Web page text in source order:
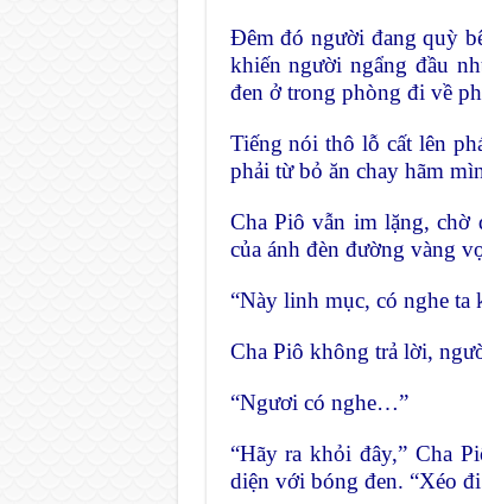
Đêm đó người đang quỳ
khiến người ngẩng đầu
đen ở trong phòng đi về
Tiếng nói thô lỗ cất lên
phải từ bỏ ăn chay hãm
Cha Piô vẫn im lặng, chờ
của ánh đèn đường vàng
“Này linh mục, có nghe ta
Cha Piô không trả lời,
“Ngươi có nghe…”
“Hãy ra khỏi đây,” Cha
diện với bóng đen. “Xéo